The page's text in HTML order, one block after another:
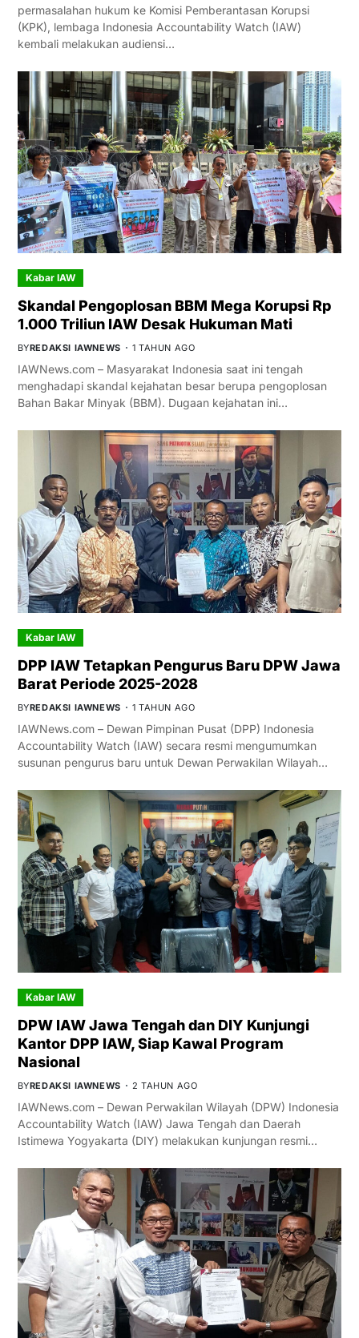
permasalahan hukum ke Komisi Pemberantasan Korupsi
(KPK), lembaga Indonesia Accountability Watch (IAW)
kembali melakukan audiensi…
Kabar IAW
Skandal Pengoplosan BBM Mega Korupsi Rp
1.000 Triliun IAW Desak Hukuman Mati
BYREDAKSI IAWNEWS 1 TAHUN AGO
IAWNews.com – Masyarakat Indonesia saat ini tengah
menghadapi skandal kejahatan besar berupa pengoplosan
Bahan Bakar Minyak (BBM). Dugaan kejahatan ini…
Kabar IAW
DPP IAW Tetapkan Pengurus Baru DPW Jawa
Barat Periode 2025-2028
BYREDAKSI IAWNEWS 1 TAHUN AGO
IAWNews.com – Dewan Pimpinan Pusat (DPP) Indonesia
Accountability Watch (IAW) secara resmi mengumumkan
susunan pengurus baru untuk Dewan Perwakilan Wilayah…
Kabar IAW
DPW IAW Jawa Tengah dan DIY Kunjungi
Kantor DPP IAW, Siap Kawal Program
Nasional
BYREDAKSI IAWNEWS 2 TAHUN AGO
IAWNews.com – Dewan Perwakilan Wilayah (DPW) Indonesia
Accountability Watch (IAW) Jawa Tengah dan Daerah
Istimewa Yogyakarta (DIY) melakukan kunjungan resmi…